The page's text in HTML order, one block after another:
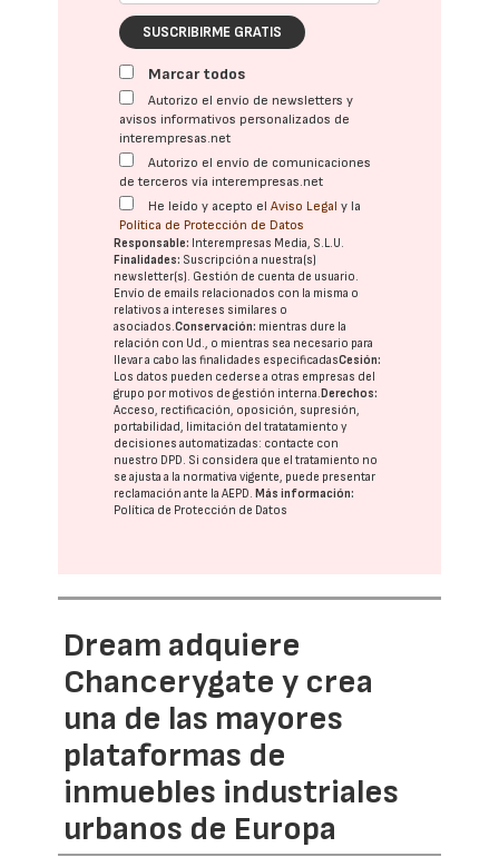
SUSCRIBIRME GRATIS
Marcar todos
Autorizo el envío de newsletters y
avisos informativos personalizados de
interempresas.net
Autorizo el envío de comunicaciones
de terceros vía interempresas.net
He leído y acepto elAviso Legal y la
Política de Protección de Datos
Responsable: Interempresas Media, S.L.U.
Finalidades: Suscripción a nuestra(s)
newsletter(s). Gestión de cuenta de usuario.
Envío de emails relacionados con la misma o
relativos a intereses similares o
asociados.Conservación: mientras dure la
relación con Ud., o mientras sea necesario para
llevar a cabo las finalidades especificadasCesión:
Los datos pueden cederse a otras empresas del
grupo por motivos de gestión interna. Derechos:
Acceso, rectificación, oposición, supresión,
portabilidad, limitación del tratatamiento y
decisiones automatizadas: contacte con
nuestro DPD. Si considera que el tratamiento no
se ajusta a la normativa vigente, puede presentar
reclamación ante laAEPD. Más información:
Política de Protección de Datos
Dream adquiere
Chancerygate y crea
una de las mayores
plataformas de
inmuebles industriales
urbanos de Europa